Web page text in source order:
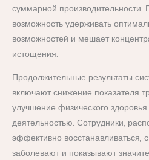
суммарной
возможность удерживать
возможностей и мешает
истощения.
Продолжительные результаты
включают снижение показателя
улучшение физического
деятельностью. Сотрудники,
эффективно восстанавливаться,
заболевают и показывают